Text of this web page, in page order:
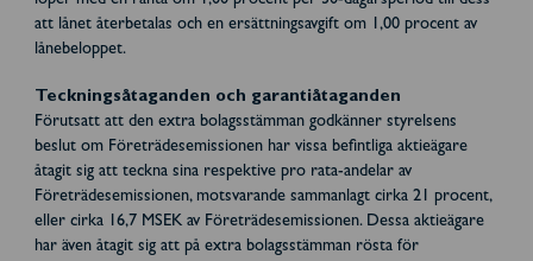
att lånet återbetalas och en ersättningsavgift om 1,00 procent av
lånebeloppet.
Teckningsåtaganden och garantiåtaganden
Förutsatt att den extra bolagsstämman godkänner styrelsens
beslut om Företrädesemissionen har vissa befintliga aktieägare
åtagit sig att teckna sina respektive pro rata-andelar av
Företrädesemissionen, motsvarande sammanlagt cirka 21 procent,
eller cirka 16,7 MSEK av Företrädesemissionen. Dessa aktieägare
har även åtagit sig att på extra bolagsstämman rösta för